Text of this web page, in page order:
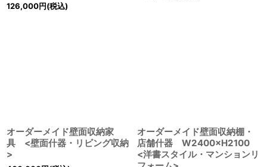
126,000円(税込)
オーダーメイド壁面収納家
具 <壁面什器・リビング収納
>
オーダーメイド壁面収納棚・
店舗什器 W2400×H2100
<洋書スタイル・マンションリ